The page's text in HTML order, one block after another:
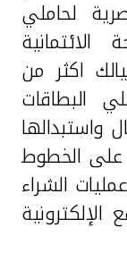
لحاملي
اكثر من
البطاقات
واستبدالها
على الخطوط
الشراء
الإلكترونية